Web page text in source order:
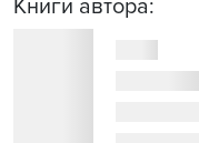
Книги автора: